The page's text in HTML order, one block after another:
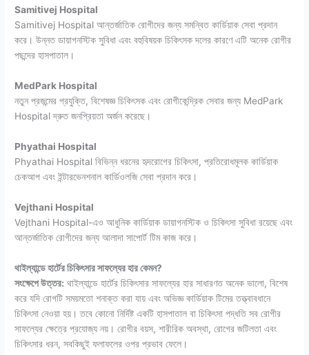
Samitivej Hospital
Samitivej Hospital আন্তর্জাতিক রোগীদের জন্য সমন্বিত কার্ডিয়াক সেবা প্রদান
করে। উন্নত ডায়াগনস্টিক সুবিধা এবং বহুবিষয়ক চিকিৎসক দলের কারণে এটি অনেক রোগীর
পছন্দের হাসপাতাল।
MedPark Hospital
নতুন প্রজন্মের প্রযুক্তি, বিশেষজ্ঞ চিকিৎসক এবং রোগীকেন্দ্রিক সেবার জন্য MedPark
Hospital দ্রুত জনপ্রিয়তা অর্জন করেছে।
Phyathai Hospital
Phyathai Hospital বিভিন্ন ধরনের হৃদরোগের চিকিৎসা, প্রতিরোধমূলক কার্ডিয়াক
চেকআপ এবং ইন্টারভেনশনাল কার্ডিওলজি সেবা প্রদান করে।
Vejthani Hospital
Vejthani Hospital-এও আধুনিক কার্ডিয়াক ডায়াগনস্টিক ও চিকিৎসা সুবিধা রয়েছে এবং
আন্তর্জাতিক রোগীদের জন্য আলাদা সাপোর্ট টিম কাজ করে।
থাইল্যান্ডে হার্টের চিকিৎসার সাফল্যের হার কেমন?
সংক্ষেপে উত্তর: থাইল্যান্ডে হার্টের চিকিৎসার সাফল্যের হার সাধারণত অনেক ভালো, বিশেষ
করে যদি রোগটি সময়মতো শনাক্ত করা যায় এবং অভিজ্ঞ কার্ডিয়াক টিমের তত্ত্বাবধানে
চিকিৎসা নেওয়া হয়। তবে কোনো নির্দিষ্ট একটি হাসপাতাল বা চিকিৎসা পদ্ধতি সব রোগীর
সাফল্যের ক্ষেত্রে প্রযোজ্য নয়। রোগীর বয়স, শারীরিক অবস্থা, রোগের জটিলতা এবং
চিকিৎসার ধরন, সবকিছুই ফলাফলের ওপর প্রভাব ফেলে।